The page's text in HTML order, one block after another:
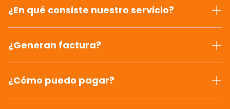
¿En qué consiste nuestro servicio?
¿Generan factura?
¿Cómo puedo pagar?